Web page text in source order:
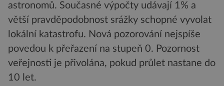
astronomů. Současné výpočty udávají 1% a
větší pravděpodobnost srážky schopné vyvolat
lokální katastrofu. Nová pozorování nejspíše
povedou k přeřazení na stupeň 0. Pozornost
veřejnosti je přivolána, pokud průlet nastane do
10 let.